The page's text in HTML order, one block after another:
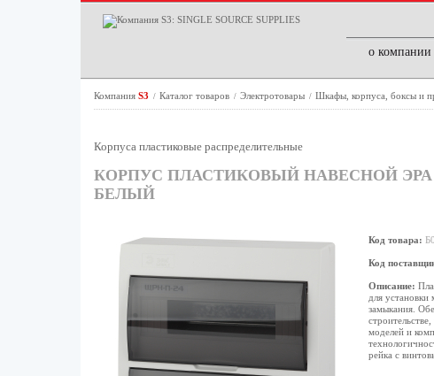
о компании
Компания S3 / Каталог товаров / Электротовары / Шкафы, корпуса, боксы и
Корпуса пластиковые распределительные
КОРПУС ПЛАСТИКОВЫЙ НАВЕСНОЙ ЭРА
БЕЛЫЙ
Код товара:
Код
Описание:
для
замыкания.
моделей и
рейка с